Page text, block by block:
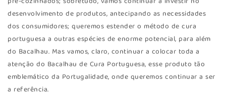
desenvolvimento de produtos, antecipando as necessidades
dos consumidores; queremos estender o método de cura
portuguesa a outras espécies de enorme potencial, para além
do Bacalhau. Mas vamos, claro, continuar a colocar toda a
atenção do Bacalhau de Cura Portuguesa, esse produto tão
emblemático da Portugalidade, onde queremos continuar a ser
a referência.